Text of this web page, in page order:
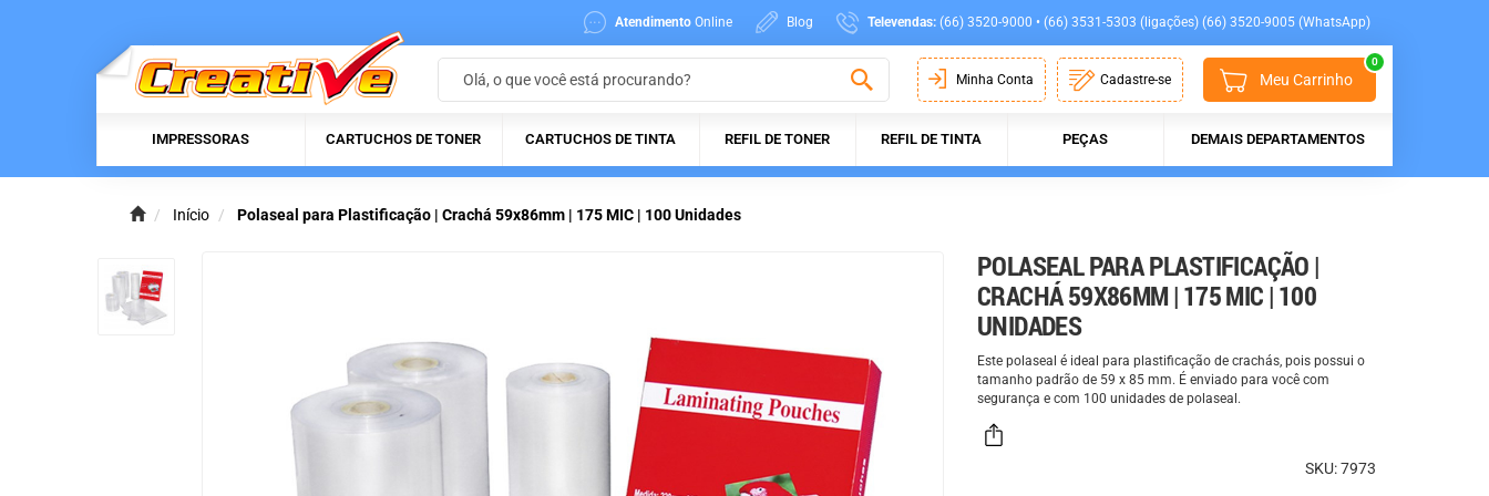
Atendimento Online Blog Televendas: (66) 3520-9000 • (66) 3531-5303 (ligações) (66) 3520-9005 (WhatsApp)
Minha Conta Cadastre-se Meu Carrinho
0
IMPRESSORAS CARTUCHOS DE TONER CARTUCHOS DE TINTA REFIL DE TONER REFIL DE TINTA PEÇAS DEMAIS DEPARTAMENTOS
Início Polaseal para Plastificação | Crachá 59x86mm | 175 MIC | 100 Unidades
POLASEAL PARA PLASTIFICAÇÃO |
CRACHÁ 59X86MM | 175 MIC | 100
UNIDADES
Este polaseal é ideal para plastificação de crachás, pois possui o
tamanho padrão de 59 x 85 mm. É enviado para você com
segurança e com 100 unidades de polaseal.
SKU: 7973